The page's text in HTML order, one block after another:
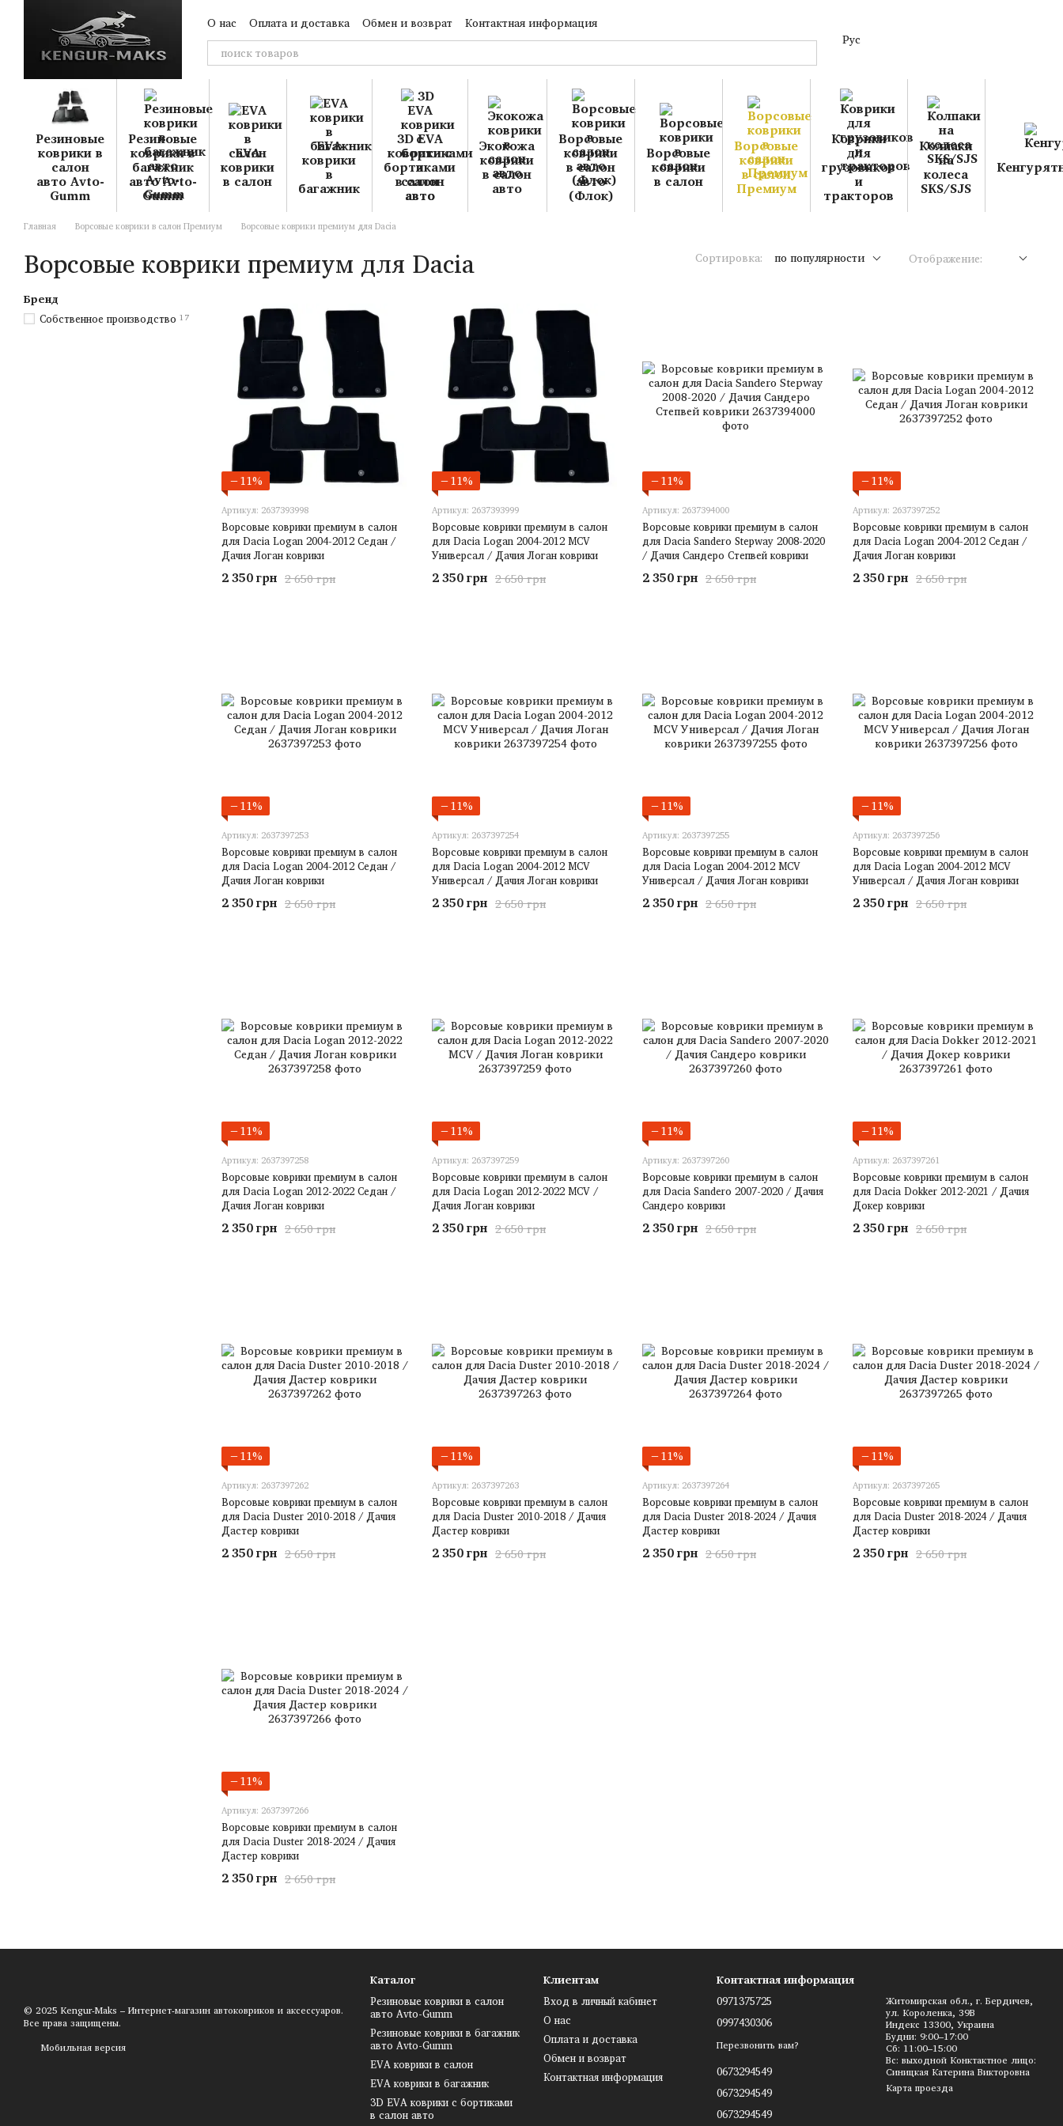
Перейти к основному контенту
О нас Оплата и доставка Обмен и возврат
Контактная информация
Рус
Резиновые
коврики в
салон
авто Avto-
Gumm
Резиновые
коврики в
багажник
авто Avto-
Gumm
EVA
коврики
в салон
EVA
коврики
в
багажник
3D EVA
коврики с
бортиками
в салон
авто
Экокожа
коврики
в салон
авто
Ворсовые
коврики
в салон
авто
(Флок)
Ворсовые
коврики
в салон
Ворсовые
коврики
в салон
Премиум
Коврики
для
грузовиков
и
тракторов
Колпаки
на
колеса
SKS/SJS
Главная Ворсовые коврики в салон Премиум Ворсовые коврики премиум для Dacia
Ворсовые коврики премиум для Dacia Сортировка: по популярности Отображение:
−11%
Артикул: 2637393998
Ворсовые коврики премиум в салон
для Dacia Logan 2004-2012 Седан /
Дачия Логан коврики
2 650 грн
2 350 грн
−11%
Артикул: 2637393999
Ворсовые коврики премиум в салон
для Dacia Logan 2004-2012 MCV
Универсал / Дачия Логан коврики
2 650 грн
2 350 грн
−11%
Артикул: 2637394000
Ворсовые коврики премиум в салон
для Dacia Sandero Stepway 2008-2020
/ Дачия Сандеро Степвей коврики
2 650 грн
2 350 грн
−11%
Артикул: 2637397252
Ворсовые коврики премиум в салон
для Dacia Logan 2004-2012 Седан /
Дачия Логан коврики
2 650 грн
2 350 грн
−11%
Артикул: 2637397253
Ворсовые коврики премиум в салон
для Dacia Logan 2004-2012 Седан /
Дачия Логан коврики
2 650 грн
2 350 грн
−11%
Артикул: 2637397254
Ворсовые коврики премиум в салон
для Dacia Logan 2004-2012 MCV
Универсал / Дачия Логан коврики
2 650 грн
2 350 грн
−11%
Артикул: 2637397255
Ворсовые коврики премиум в салон
для Dacia Logan 2004-2012 MCV
Универсал / Дачия Логан коврики
2 650 грн
2 350 грн
−11%
Артикул: 2637397256
Ворсовые коврики премиум в салон
для Dacia Logan 2004-2012 MCV
Универсал / Дачия Логан коврики
2 650 грн
2 350 грн
−11%
Артикул: 2637397258
Ворсовые коврики премиум в салон
для Dacia Logan 2012-2022 Седан /
Дачия Логан коврики
2 650 грн
2 350 грн
−11%
Артикул: 2637397259
Ворсовые коврики премиум в салон
для Dacia Logan 2012-2022 MCV /
Дачия Логан коврики
2 650 грн
2 350 грн
−11%
Артикул: 2637397260
Ворсовые коврики премиум в салон
для Dacia Sandero 2007-2020 / Дачия
Сандеро коврики
2 650 грн
2 350 грн
−11%
Артикул: 2637397261
Ворсовые коврики премиум в салон
для Dacia Dokker 2012-2021 / Дачия
Докер коврики
2 650 грн
2 350 грн
−11%
Артикул: 2637397262
Ворсовые коврики премиум в салон
для Dacia Duster 2010-2018 / Дачия
Дастер коврики
2 650 грн
2 350 грн
−11%
Артикул: 2637397263
Ворсовые коврики премиум в салон
для Dacia Duster 2010-2018 / Дачия
Дастер коврики
2 650 грн
2 350 грн
−11%
Артикул: 2637397264
Ворсовые коврики премиум в салон
для Dacia Duster 2018-2024 / Дачия
Дастер коврики
2 650 грн
2 350 грн
−11%
Артикул: 2637397265
Ворсовые коврики премиум в салон
для Dacia Duster 2018-2024 / Дачия
Дастер коврики
2 650 грн
2 350 грн
−11%
Артикул: 2637397266
Ворсовые коврики премиум в салон
для Dacia Duster 2018-2024 / Дачия
Дастер коврики
2 650 грн
2 350 грн
Бренд
Собственное производство 17
© 2025 Kengur-Maks – Интернет-магазин автоковриков и аксессуаров.
Все права защищены.
Мобильная версия
Каталог
Резиновые коврики в салон
авто Avto-Gumm
Резиновые коврики в багажник
авто Avto-Gumm
EVA коврики в салон
EVA коврики в багажник
3D EVA коврики с бортиками
в салон авто
Клиентам
Вход в личный кабинет
О нас
Оплата и доставка
Обмен и возврат
Контактная информация
Контактная информация
0971375725
0997430306
Перезвонить вам?
0673294549
0673294549
0673294549
Житомирская обл., г. Бердичев,
ул. Короленка, 39В
Индекс 13300, Украина
Будни: 9:00–17:00
Сб: 11:00–15:00
Вс: выходной Конктактное лицо:
Синицкая Катерина Викторовна
Карта проезда